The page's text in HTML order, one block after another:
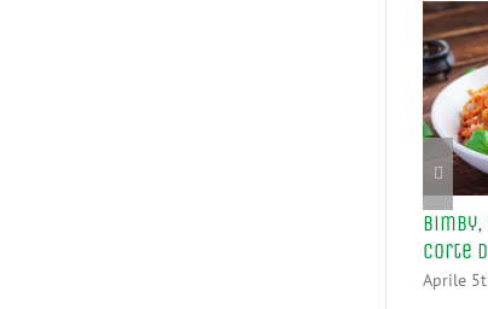
Corte
Aprile